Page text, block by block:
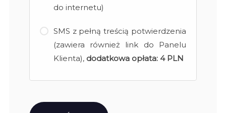
do internetu)
SMS z pełną treścią potwierdzenia
(zawiera również link do Panelu
Klienta), dodatkowa opłata: 4 PLN